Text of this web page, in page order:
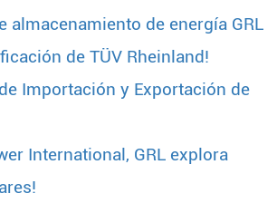
almacenamiento de energía GRL
de TÜV Rheinland!
Importación y Exportación de
International, GRL explora
Buscar